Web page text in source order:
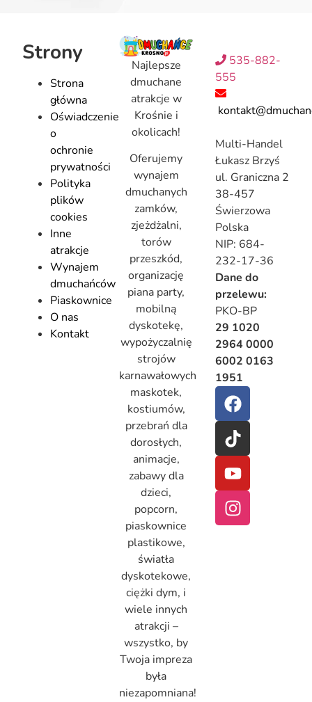
Strony
Strona
główna
Oświadczenie
o
ochronie
prywatności
Polityka
plików
cookies
Inne
atrakcje
Wynajem
dmuchańców
Piaskownice
O nas
Kontakt
Najlepsze
dmuchane
atrakcje w
Krośnie i
okolicach!
Oferujemy
wynajem
dmuchanych
zamków,
zjeżdżalni,
torów
przeszkód,
organizację
piana party,
mobilną
dyskotekę,
wypożyczalnię
strojów
karnawałowych
maskotek,
kostiumów,
przebrań dla
dorosłych,
animacje,
zabawy dla
dzieci,
popcorn,
piaskownice
plastikowe,
światła
dyskotekowe,
ciężki dym, i
wiele innych
atrakcji –
wszystko, by
Twoja impreza
była
niezapomniana!
535-882-
555
Multi-Handel
Łukasz Brzyś
ul. Graniczna 2
38-457
Świerzowa
Polska
NIP: 684-
232-17-36
Dane do
przelewu:
PKO-BP
29 1020
2964 0000
6002 0163
1951